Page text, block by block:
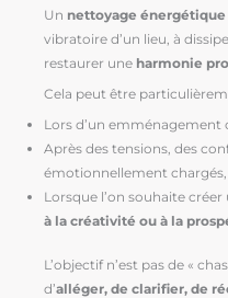
Un nettoyage énergétique
vibratoire d’un lieu, à
restaurer une harmonie
Cela peut être
Lors d’un emménagement
Après des tensions, des
émotionnellement chargés,
Lorsque l’on souhaite créer
à la créativité ou à la
L’objectif n’est pas de «
d’alléger, de clarifier, de